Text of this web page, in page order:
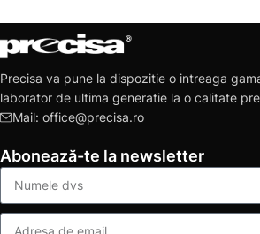
Precisa va pune la dispozitie o intreaga
laborator de ultima generatie la o calitate
Mail: office@precisa.ro
Abonează-te la newsletter